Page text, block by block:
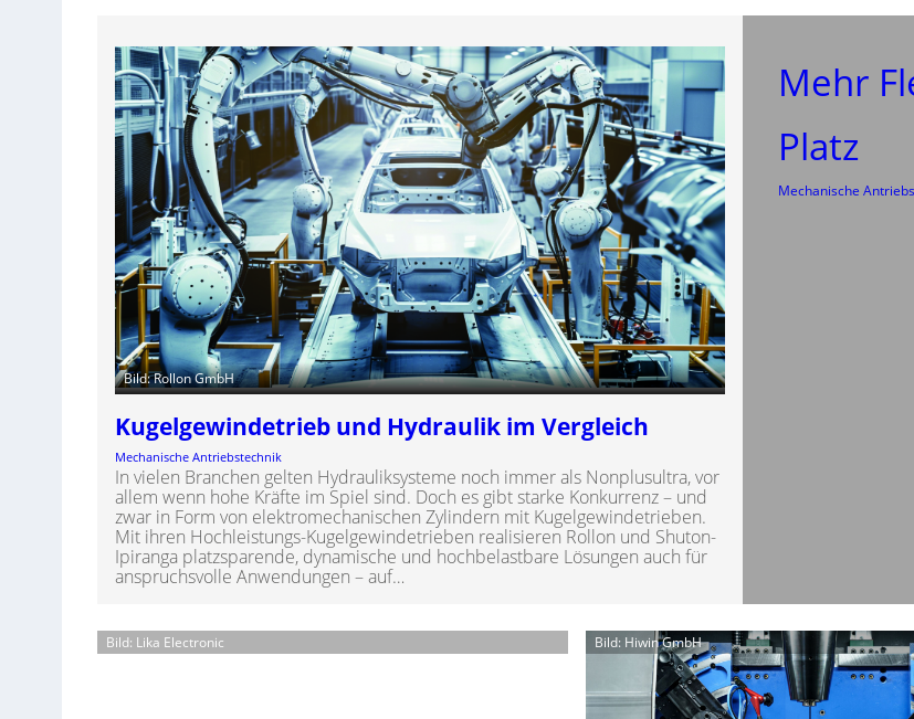
Bild: Rollon GmbH
Kugelgewindetrieb und Hydraulik im Vergleich
Mechanische Antriebstechnik
In vielen Branchen gelten Hydrauliksysteme noch immer als Nonplusultra, vor
allem wenn hohe Kräfte im Spiel sind. Doch es gibt starke Konkurrenz – und
zwar in Form von elektromechanischen Zylindern mit Kugelgewindetrieben.
Mit ihren Hochleistungs-Kugelgewindetrieben realisieren Rollon und Shuton-
Ipiranga platzsparende, dynamische und hochbelastbare Lösungen auch für
anspruchsvolle Anwendungen – auf…
Mehr
Platz
Mechanische
Bild: Lika Electronic Bild: Hiwin GmbH